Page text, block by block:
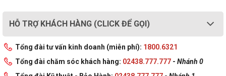
HỖ TRỢ KHÁCH HÀNG (CLICK ĐỂ GỌI)
Tổng đài tư vấn kinh doanh (miễn phí): 1800.6321
Tổng đài chăm sóc khách hàng: 02438.777.777 - Nhánh 0